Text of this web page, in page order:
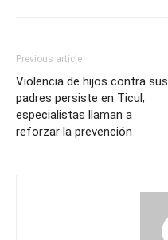
Previous article
Violencia de hijos contra sus
padres persiste en Ticul;
especialistas llaman a
reforzar la prevención